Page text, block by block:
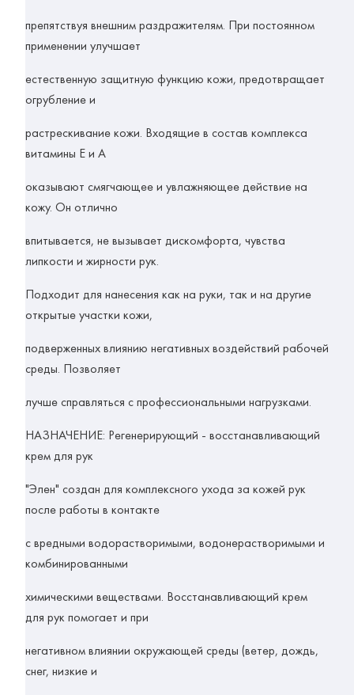
препятствуя внешним раздражителям. При постоянном
применении улучшает
естественную защитную функцию кожи, предотвращает
огрубление и
растрескивание кожи. Входящие в состав комплекса
витамины Е и А
оказывают смягчающее и увлажняющее действие на
кожу. Он отлично
впитывается, не вызывает дискомфорта, чувства
липкости и жирности рук.
Подходит для нанесения как на руки, так и на другие
открытые участки кожи,
подверженных влиянию негативных воздействий рабочей
среды. Позволяет
лучше справляться с профессиональными нагрузками.
НАЗНАЧЕНИЕ: Регенерирующий - восстанавливающий
крем для рук
"Элен" создан для комплексного ухода за кожей рук
после работы в контакте
с вредными водорастворимыми, водонерастворимыми и
комбинированными
химическими веществами. Восстанавливающий крем
для рук помогает и при
негативном влиянии окружающей среды (ветер, дождь,
снег, низкие и